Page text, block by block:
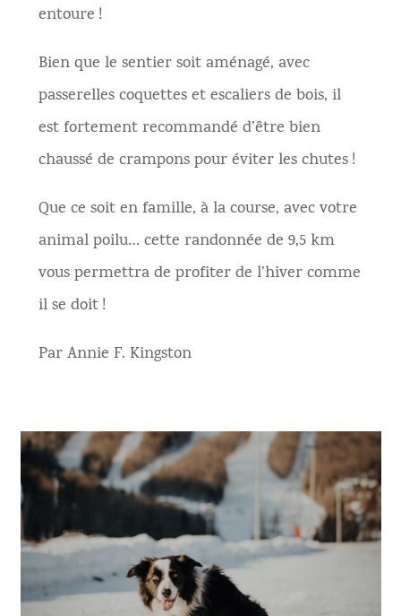
entoure !
Bien que le sentier soit aménagé, avec
passerelles coquettes et escaliers de bois, il
est fortement recommandé d’être bien
chaussé de crampons pour éviter les chutes !
Que ce soit en famille, à la course, avec votre
animal poilu… cette randonnée de 9,5 km
vous permettra de profiter de l’hiver comme
il se doit !
Par Annie F. Kingston